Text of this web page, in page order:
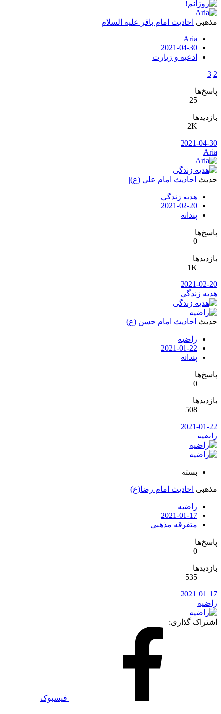
احادیث امام باقر علیه السلام
Aria
2021-04-30
ادعیه و زیارت
3
25
2K
2021-04-
احادیث امام علی (ع)|
هدیه زندگی
2021-02-20
پندانه
1K
2021-02-
زندگی
احادیث امام حسن (ع)
راضیه
2021-01-22
پندانه
508
2021-01-
بسته
احادیث امام رضا(ع)
راضیه
2021-01-17
متفرقه مذهبی
535
2021-01-
گذاری:
فیسبوک